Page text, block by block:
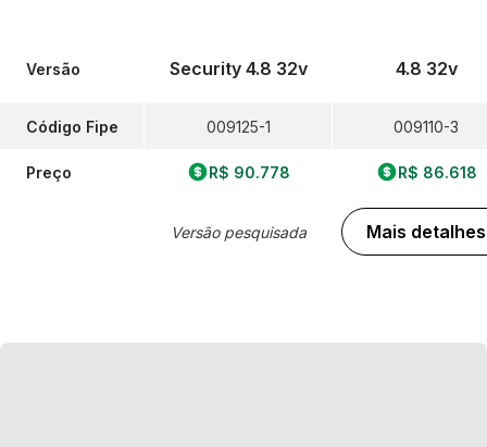
Versão
Código Fipe
Preço
Security 4.8 32v
009125-1
R$ 90.778
Versão pesquisada
4.8 32v
009110-3
R$ 86.618
Mais detalhes